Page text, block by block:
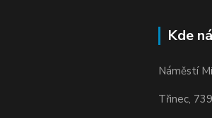
Kde
Náměstí
Třinec,